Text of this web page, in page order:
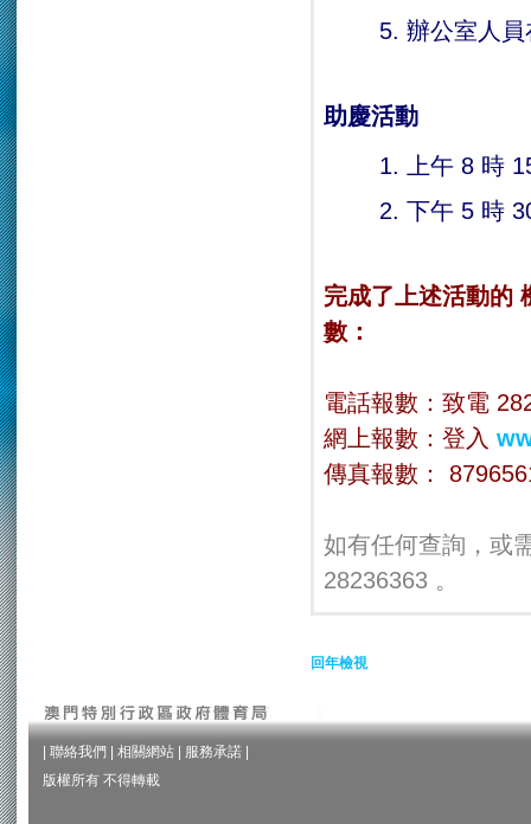
辦公室人
助慶活動
上午 8 時
下午 5 時
完成了上述活動的
數：
電話報數：致電
網上報數：登入
傳真報數：
如有任何查詢，或
28236363 。
回年檢視
聯絡我們 相關網站 服務承諾
版權所有 不得轉載